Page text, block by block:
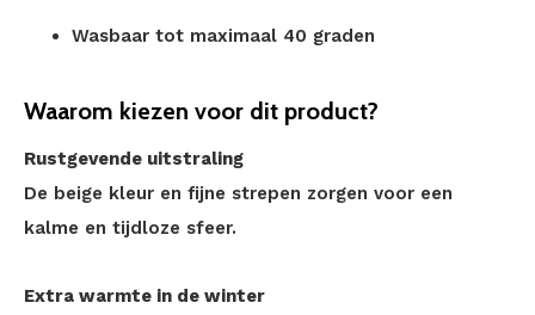
Wasbaar tot maximaal 40 graden
Waarom kiezen voor dit product?
Rustgevende uitstraling
De beige kleur en fijne strepen zorgen voor een
kalme en tijdloze sfeer.
Extra warmte in de winter